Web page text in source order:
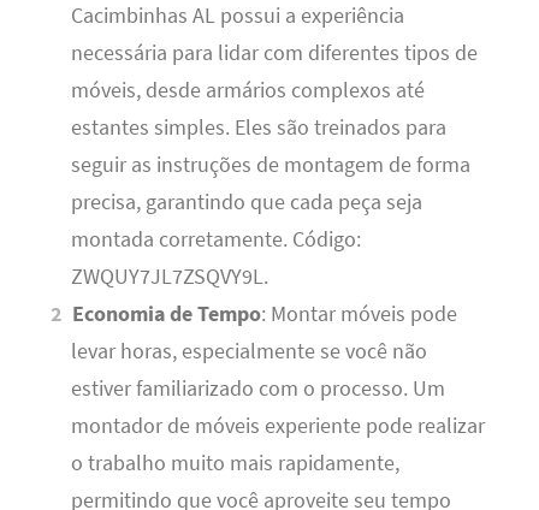
Cacimbinhas AL possui a experiência
necessária para lidar com diferentes tipos de
móveis, desde armários complexos até
estantes simples. Eles são treinados para
seguir as instruções de montagem de forma
precisa, garantindo que cada peça seja
montada corretamente. Código:
ZWQUY7JL7ZSQVY9L.
Economia de Tempo: Montar móveis pode
levar horas, especialmente se você não
estiver familiarizado com o processo. Um
montador de móveis experiente pode realizar
o trabalho muito mais rapidamente,
permitindo que você aproveite seu tempo